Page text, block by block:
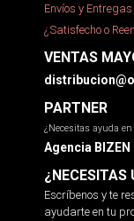
Envíos y Entregas
¿Satisfecho o
VENTAS
PARTNER
¿Necesitas ayuda
Agencia BIZEN
¿NECESITAS
Escríbenos y te
ayudarte en tu